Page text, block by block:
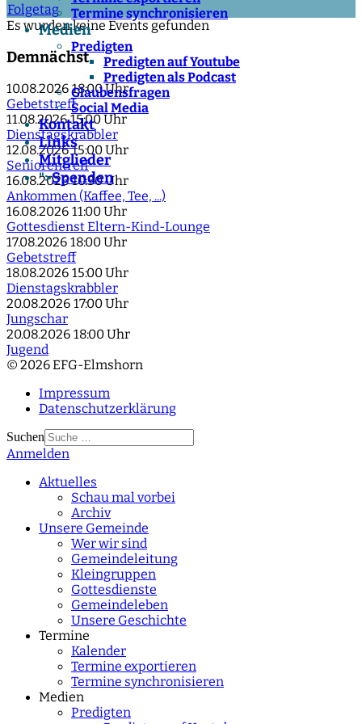
Termine synchronisieren
Medien
Predigten
Predigten auf Youtube
Predigten als Podcast
Glaubensfragen
Social Media
Kontakt
Links
Mitglieder
">Spenden
Folgetag
Es wurden keine Events gefunden
Demnächst
10.08.2026 18:00 Uhr
Gebetstreff
11.08.2026 15:00 Uhr
Dienstagskrabbler
12.08.2026 15:00 Uhr
Seniorentreff
16.08.2026 10:30 Uhr
Ankommen (Kaffee, Tee, ...)
16.08.2026 11:00 Uhr
Gottesdienst Eltern-Kind-Lounge
17.08.2026 18:00 Uhr
Gebetstreff
18.08.2026 15:00 Uhr
Dienstagskrabbler
20.08.2026 17:00 Uhr
Jungschar
20.08.2026 18:00 Uhr
Jugend
© 2026 EFG-Elmshorn
Impressum
Datenschutzerklärung
Suchen
Type 2 or more
Anmelden
Aktuelles
Schau mal vorbei
Archiv
Unsere Gemeinde
Wer wir sind
Gemeindeleitung
Kleingruppen
Gottesdienste
Gemeindeleben
Unsere Geschichte
Termine
Kalender
Termine exportieren
Termine synchronisieren
Medien
Predigten